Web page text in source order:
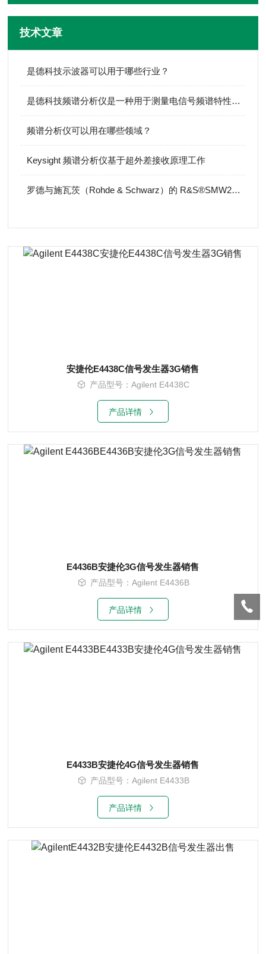
技术文章
是德科技示波器可以用于哪些行业？
是德科技频谱分析仪是一种用于测量电信号频谱特性的电子测量仪器
频谱分析仪可以用在哪些领域？
Keysight 频谱分析仪基于超外差接收原理工作
罗德与施瓦茨（Rohde & Schwarz）的 R&S®SMW200A
安捷伦E4438C信号发生器3G销售
产品型号：Agilent E4438C
产品详情
E4436B安捷伦3G信号发生器销售
产品型号：Agilent E4436B
产品详情
E4433B安捷伦4G信号发生器销售
产品型号：Agilent E4433B
产品详情